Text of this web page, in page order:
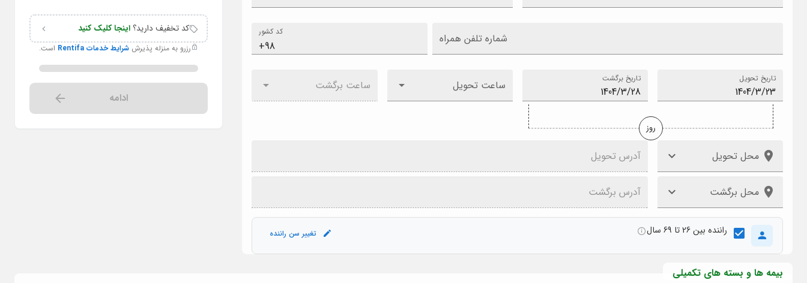
کد کشور شماره تلفن همراه
تاریخ تحویل تاریخ برگشت ساعت تحویل ساعت برگشت
روز
محل تحویل آدرس تحویل
محل برگشت آدرس برگشت
راننده بین 26 تا 69 سال تغییر سن راننده
بیمه ها و بسته های تکمیلی
کد تخفیف دارید؟اینجا کلیک کنید
رزرو به منزله پذیرش شرایط خدمات Rentifa است.
ادامه